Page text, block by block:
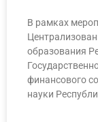
В рамках
образования
финансового
науки